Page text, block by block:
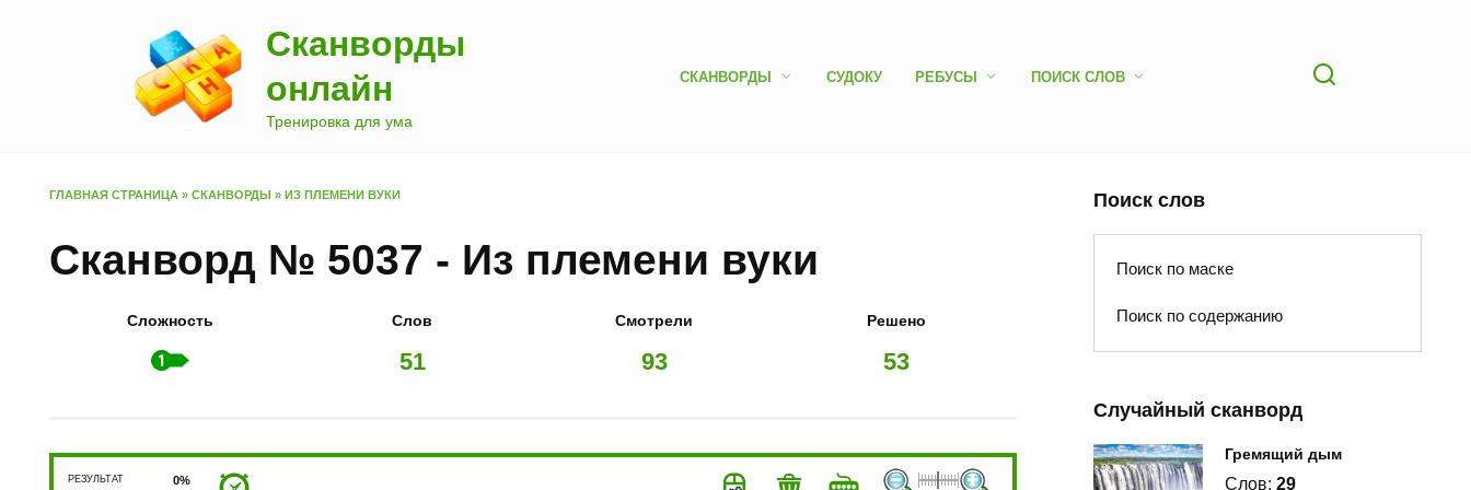
Сканворды
онлайн
Тренировка для ума
СКАНВОРДЫ СУДОКУ РЕБУСЫ ПОИСК СЛОВ
ГЛАВНАЯ СТРАНИЦА » СКАНВОРДЫ » ИЗ ПЛЕМЕНИ ВУКИ
Сканворд № 5037 - Из племени вуки
Сложность Слов
51
Смотрели
93
Решено
53
РЕЗУЛЬТАТ 0%
Поиск слов
Поиск по маске
Поиск по содержанию
Случайный сканворд
Гремящий дым
Слов: 29